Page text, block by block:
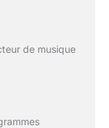
de musique